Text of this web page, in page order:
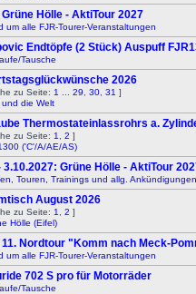
Hölle - AktiTour 2027
um alle FJR-Tourer-Veranstaltungen
Endtöpfe (2 Stück) Auspuff
Tausche
2026
zu Seite: 1 29 30 31 ]
die Welt
Thermostateinlassrohrs a.
zu Seite: 1 2 ]
('C'/A/AE/AS)
3.10.2027: Grüne Hölle - AktiTour
Touren, Trainings und allg. Ankündigungen
August 2026
zu Seite: 1 2 ]
Hölle (Eifel)
Nordtour "Komm nach Meck-
um alle FJR-Tourer-Veranstaltungen
702 S pro für Motorräder
Tausche